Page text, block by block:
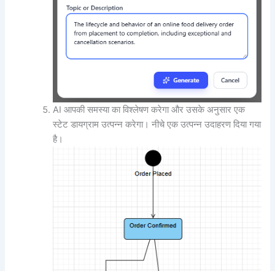
AI आपकी समस्या का विश्लेषण करेगा और उसके अनुसार एक
स्टेट डायग्राम उत्पन्न करेगा। नीचे एक उत्पन्न उदाहरण दिया गया
है।